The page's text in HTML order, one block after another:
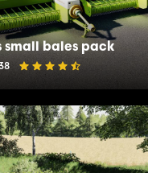
small bales pack